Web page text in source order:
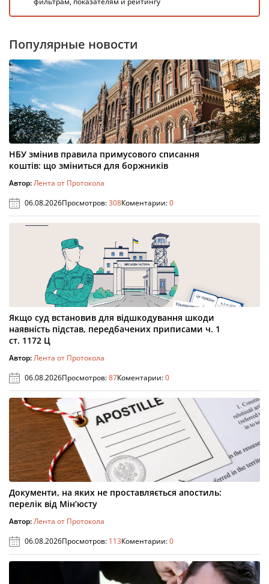
Популярные новости
НБУ змінив правила примусового списання
коштів: що зміниться для боржників
Автор:Лента от Протокола
06.08.2026Просмотров:308Коментарии:0
Якщо суд встановив для відшкодування шкоди
наявність підстав, передбачених приписами ч. 1
ст. 1172 Ц
Автор:Лента от Протокола
06.08.2026Просмотров:87Коментарии:0
Документи, на яких не проставляється апостиль:
перелік від Мін’юсту
Автор:Лента от Протокола
06.08.2026Просмотров: 113Коментарии:0